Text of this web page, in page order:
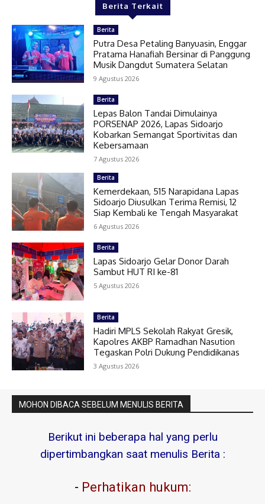
Berita Terkait
Berita
Putra Desa Petaling Banyuasin, Enggar
Pratama Hanafiah Bersinar di Panggung
Musik Dangdut Sumatera Selatan
9 Agustus 2026
Berita
Lepas Balon Tandai Dimulainya
PORSENAP 2026, Lapas Sidoarjo
Kobarkan Semangat Sportivitas dan
Kebersamaan
7 Agustus 2026
Berita
Kemerdekaan, 515 Narapidana Lapas
Sidoarjo Diusulkan Terima Remisi, 12
Siap Kembali ke Tengah Masyarakat
6 Agustus 2026
Berita
Lapas Sidoarjo Gelar Donor Darah
Sambut HUT RI ke-81
5 Agustus 2026
Berita
Hadiri MPLS Sekolah Rakyat Gresik,
Kapolres AKBP Ramadhan Nasution
Tegaskan Polri Dukung Pendidikanas
3 Agustus 2026
MOHON DIBACA SEBELUM MENULIS BERITA
Berikut ini beberapa hal yang perlu
dipertimbangkan saat menulis Berita :
- Perhatikan hukum: